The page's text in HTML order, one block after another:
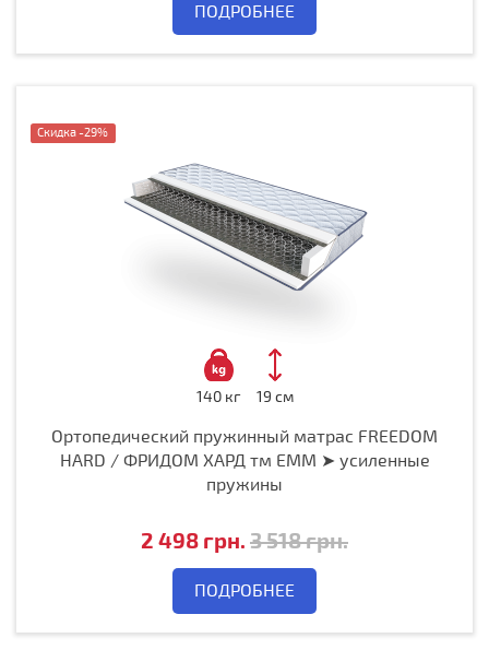
ПОДРОБНЕЕ
Скидка -29%
140 кг 19 см
Ортопедический пружинный матрас FREEDOM
HARD / ФРИДОМ ХАРД тм ЕММ ➤ усиленные
пружины
2 498 грн. 3 518 грн.
ПОДРОБНЕЕ